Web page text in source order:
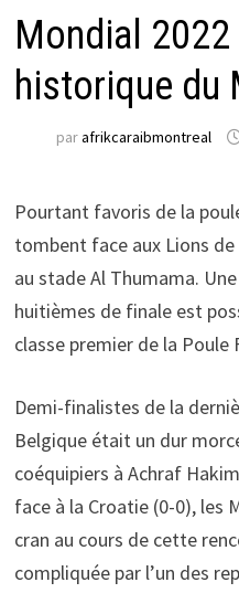
Mondial
historique du
parafrikcaraibmontreal
Pourtant favoris de la
tombent face aux Lions de
au stade Al Thumama.
huitièmes de finale est
classe premier de la Poule
Demi-finalistes de la
Belgique était un dur
coéquipiers à Achraf
face à la Croatie (0-0), les
cran au cours de cette
compliquée par l’un des